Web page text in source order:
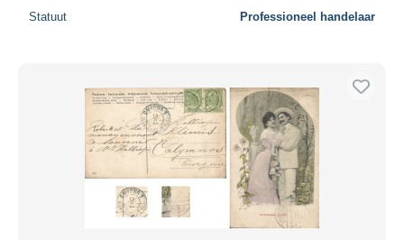
Statuut Professioneel handelaar